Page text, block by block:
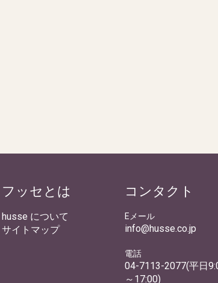
フッセとは
husse について
サイトマップ
コンタクト
Eメール
info@husse.co.jp
電話
04-7113-2077(平日
～17:00)